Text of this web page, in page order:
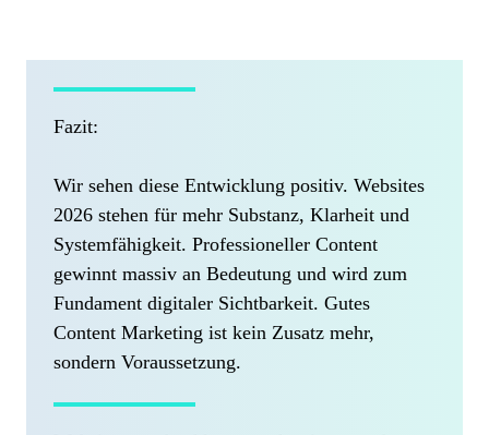
Fazit:
Wir sehen diese Entwicklung positiv. Websites
2026 stehen für mehr Substanz, Klarheit und
Systemfähigkeit. Professioneller Content
gewinnt massiv an Bedeutung und wird zum
Fundament digitaler Sichtbarkeit. Gutes
Content Marketing ist kein Zusatz mehr,
sondern Voraussetzung.